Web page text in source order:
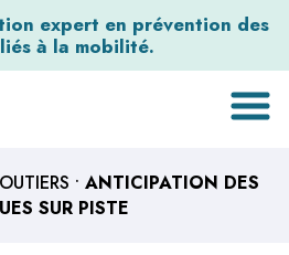
expert en prévention des
à la mobilité.
• ANTICIPATION DES
SUR PISTE